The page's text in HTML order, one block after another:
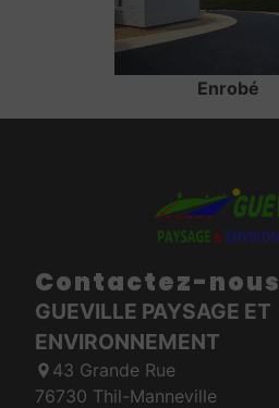
Enrobé
Contactez-nous
GUEVILLE PAYSAGE ET
ENVIRONNEMENT
43 Grande Rue
76730 Thil-Manneville